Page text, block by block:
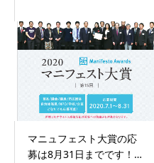
マニュフェスト大賞の応
募は8月31日までです！…